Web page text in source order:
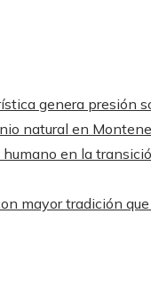
genera presión
natural en
en la
mayor tradición